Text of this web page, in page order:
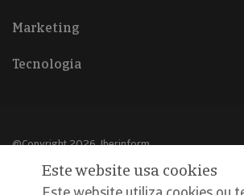
Marketing
Tecnologia
@Copyright 2026, Iberinform
Este website usa cookies